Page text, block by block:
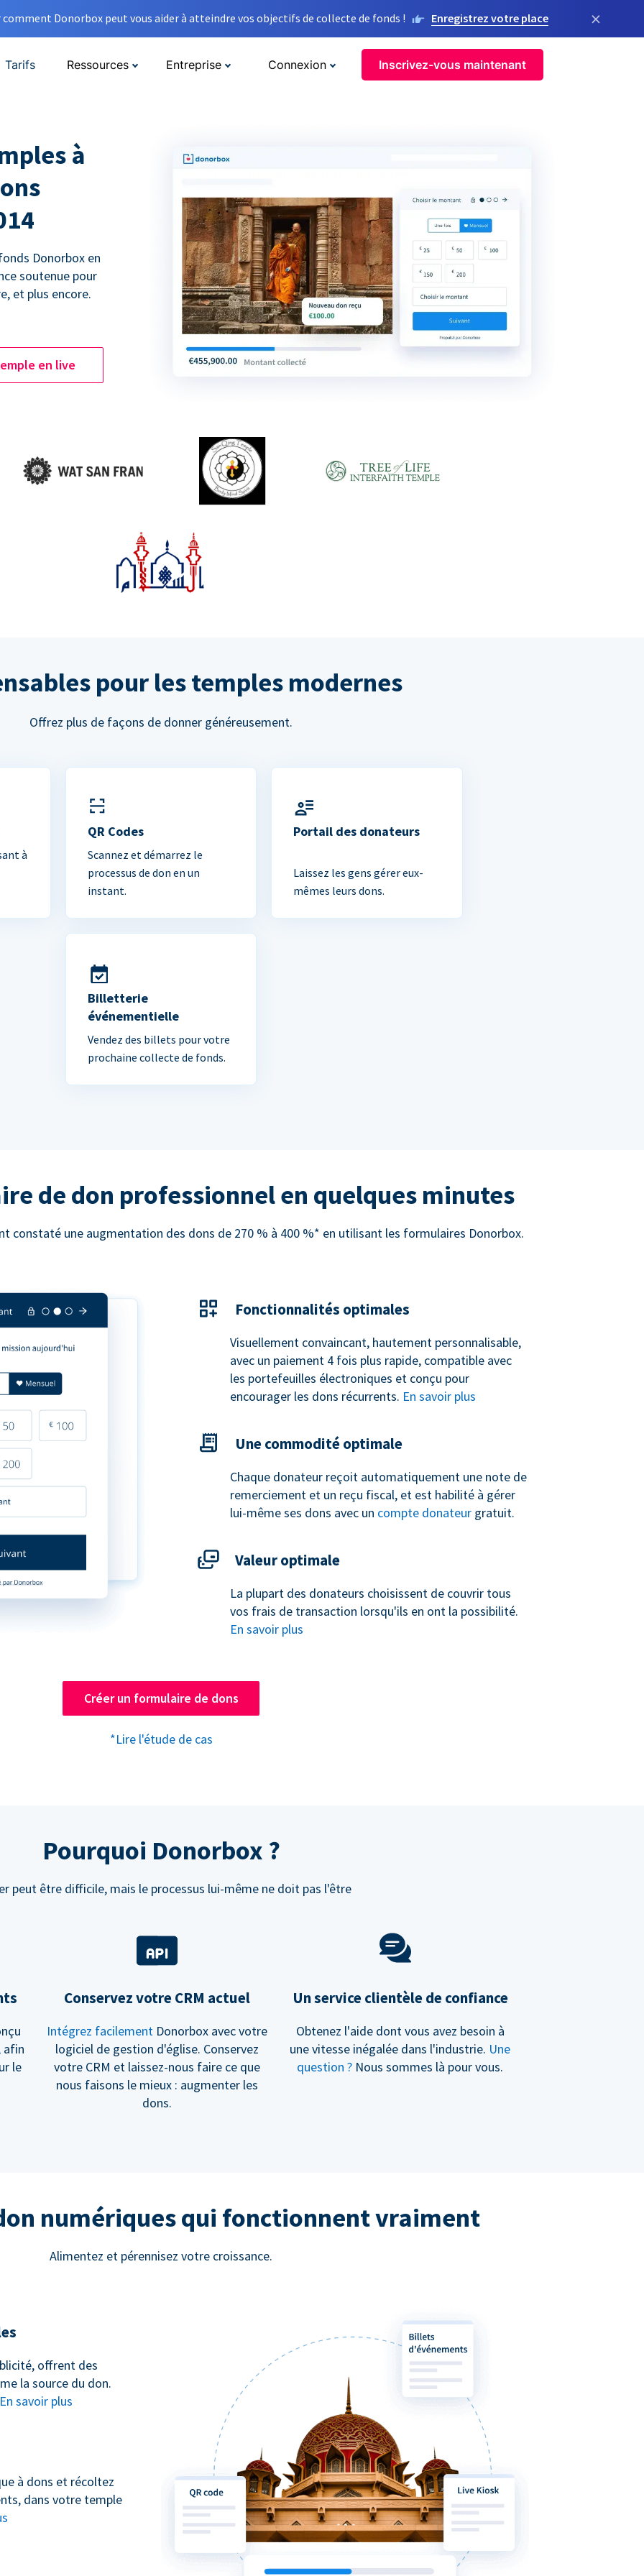
Donorbox peut vous aider à atteindre vos objectifs de collecte de fonds ! Enregistrez votre place ×
Tarifs Ressources Entreprise Connexion Inscrivez-vous maintenant
à
Donorbox en
soutenue pour
et plus encore.
en live
pour les temples modernes
Offrez plus de façons de donner généreusement.
à
QR Codes
Scannez et démarrez le
processus de don en un
instant.
Portail des donateurs
Laissez les gens gérer eux-
mêmes leurs dons.
Billetterie
événementielle
Vendez des billets pour votre
prochaine collecte de fonds.
de don professionnel en quelques minutes
constaté une augmentation des dons de 270 % à 400 %* en utilisant les formulaires Donorbox.
Fonctionnalités optimales
Visuellement convaincant, hautement personnalisable,
avec un paiement 4 fois plus rapide, compatible avec
les portefeuilles électroniques et conçu pour
encourager les dons récurrents. En savoir plus
Une commodité optimale
Chaque donateur reçoit automatiquement une note de
remerciement et un reçu fiscal, et est habilité à gérer
lui-même ses dons avec un compte donateur gratuit.
Valeur optimale
La plupart des donateurs choisissent de couvrir tous
vos frais de transaction lorsqu'ils en ont la possibilité.
En savoir plus
Créer un formulaire de dons
*Lire l'étude de cas
Pourquoi Donorbox ?
peut être difficile, mais le processus lui-même ne doit pas l'être
afin
le
Conservez votre CRM actuel
Intégrez facilement Donorbox avec votre
logiciel de gestion d'église. Conservez
votre CRM et laissez-nous faire ce que
nous faisons le mieux : augmenter les
dons.
Un service clientèle de confiance
Obtenez l'aide dont vous avez besoin à
une vitesse inégalée dans l'industrie. Une
question ? Nous sommes là pour vous.
numériques qui fonctionnent vraiment
Alimentez et pérennisez votre croissance.
offrent des
la source du don.
En savoir plus
à dons et récoltez
dans votre temple